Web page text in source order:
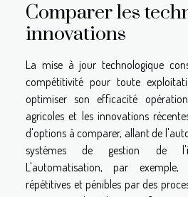
Comparer les
innovations
La mise à jour technologique
compétitivité pour toute
optimiser son efficacité
agricoles et les innovations
d'options à comparer, allant de
systèmes de gestion de
L'automatisation, par
répétitives et pénibles par des